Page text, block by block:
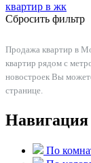
квартир в жк
Сбросить фильтр
Продажа квартир в
квартир рядом с
новостроек Вы
странице.
Навигация
По